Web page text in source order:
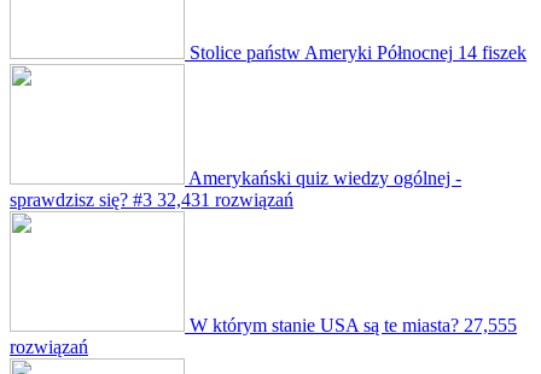
Stolice państw Ameryki Północnej 14 fiszek
Amerykański quiz wiedzy ogólnej -
sprawdzisz się? #3 32,431 rozwiązań
W którym stanie USA są te miasta? 27,555
rozwiązań